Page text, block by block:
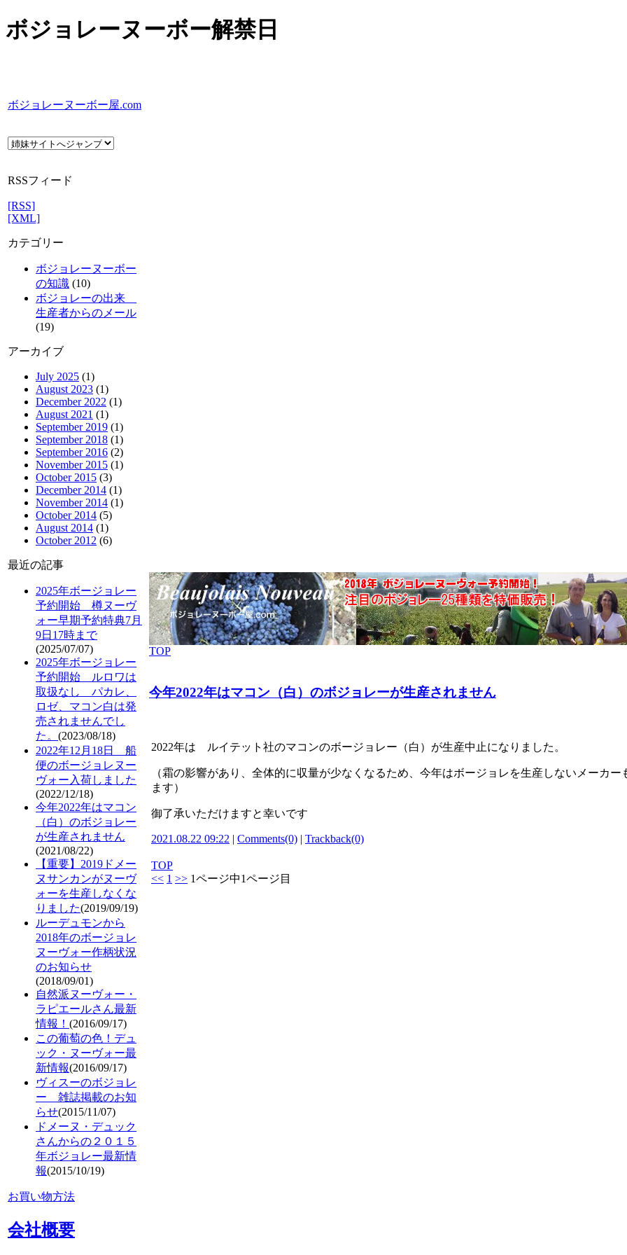
ボジョレーヌーボー解禁日
ボジョレーヌーボー屋.com
RSSフィード
[RSS]
[XML]
カテゴリー
ボジョレーヌーボー
の知識 (10)
ボジョレーの出来
生産者からのメール
(19)
アーカイブ
July 2025 (1)
August 2023 (1)
December 2022 (1)
August 2021 (1)
September 2019 (1)
September 2018 (1)
September 2016 (2)
November 2015 (1)
October 2015 (3)
December 2014 (1)
November 2014 (1)
October 2014 (5)
August 2014 (1)
October 2012 (6)
最近の記事
2025年ボージョレー
予約開始 樽ヌーヴ
ォー早期予約特典7月
9日17時まで
(2025/07/07)
2025年ボージョレー
予約開始 ルロワは
取扱なし パカレ、
ロゼ、マコン白は発
売されませんでし
た。 (2023/08/18)
2022年12月18日 船
便のボージョレヌー
ヴォー入荷しました
(2022/12/18)
今年2022年はマコン
（白）のボジョレー
が生産されません
(2021/08/22)
【重要】2019ドメー
ヌサンカンがヌーヴ
ォーを生産しなくな
りました(2019/09/19)
ルーデュモンから
2018年のボージョレ
ヌーヴォー作柄状況
のお知らせ
(2018/09/01)
自然派ヌーヴォー・
ラピエールさん最新
情報！ (2016/09/17)
この葡萄の色！デュ
ック・ヌーヴォー最
新情報(2016/09/17)
ヴィスーのボジョレ
ー 雑誌掲載のお知
らせ(2015/11/07)
ドメーヌ・デュック
さんからの２０１５
年ボジョレー最新情
報(2015/10/19)
お買い物方法
会社概要
TOP
今年2022年はマコン（白）のボジョレーが生産されません
2022年は ルイテット社のマコンのボージョレー（白）が生産中止になりました。
（霜の影響があり、全体的に収量が少なくなるため、今年はボージョレを生産しないメーカー
ます）
御了承いただけますと幸いです
2021.08.22 09:22 | Comments(0) | Trackback(0)
TOP
<< 1 >> 1ページ中1ページ目